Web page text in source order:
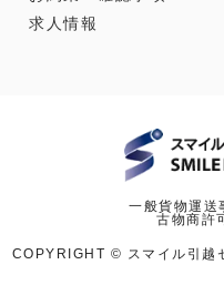
求人情報
一般貨物運
古物商許
COPYRIGHT © スマイル引